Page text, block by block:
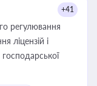
+41
регулювання
ліцензій і